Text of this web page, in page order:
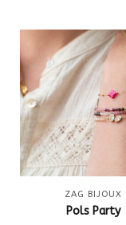
ZAG BIJOUX
Pols Party